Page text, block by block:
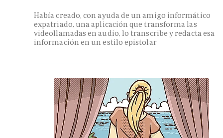
Había creado, con ayuda de un amigo informático
expatriado, una aplicación que transforma las
videollamadas en audio, lo transcribe y redacta esa
información en un estilo epistolar